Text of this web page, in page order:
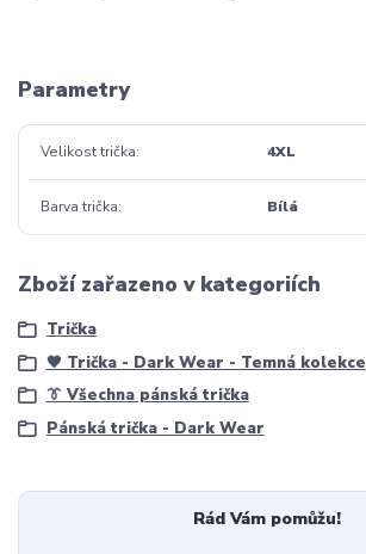
Parametry
Velikost trička 4XL
Barva trička Bílá
Zboží zařazeno v kategoriích
Trička
🖤 Trička - Dark Wear - Temná kolekce
👔 Všechna pánská trička
Pánská trička - Dark Wear
Rád Vám pomůžu!